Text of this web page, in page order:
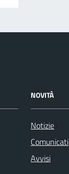
NOVITÀ
Notizie
Comunicati
Avvisi